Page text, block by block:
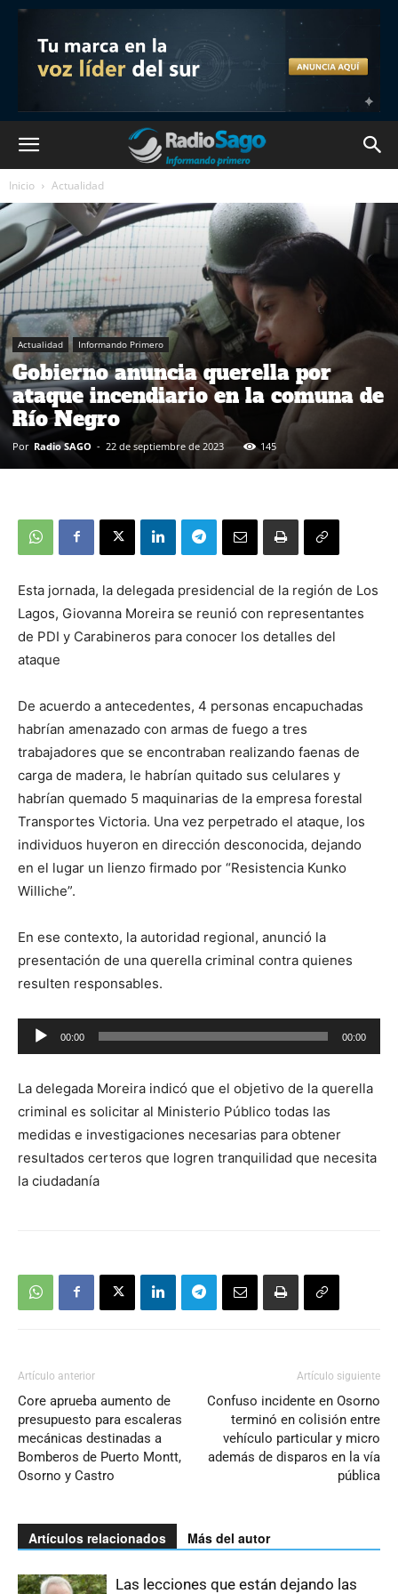
Inicio Actualidad
Actualidad Informando Primero
Gobierno anuncia querella por
ataque incendiario en la comuna de
Río Negro
Por Radio SAGO - 22 de septiembre de 2023 145
Esta jornada, la delegada presidencial de la región de Los
Lagos, Giovanna Moreira se reunió con representantes
de PDI y Carabineros para conocer los detalles del
ataque
De acuerdo a antecedentes, 4 personas encapuchadas
habrían amenazado con armas de fuego a tres
trabajadores que se encontraban realizando faenas de
carga de madera, le habrían quitado sus celulares y
habrían quemado 5 maquinarias de la empresa forestal
Transportes Victoria. Una vez perpetrado el ataque, los
individuos huyeron en dirección desconocida, dejando
en el lugar un lienzo firmado por “Resistencia Kunko
Williche”.
En ese contexto, la autoridad regional, anunció la
presentación de una querella criminal contra quienes
resulten responsables.
Reproductor
de
00:00 00:00
La delegada Moreira indicó que el objetivo de la querella
criminal es solicitar al Ministerio Público todas las
medidas e investigaciones necesarias para obtener
resultados certeros que logren tranquilidad que necesita
la ciudadanía
Artículo anterior
Core aprueba aumento de
presupuesto para escaleras
mecánicas destinadas a
Bomberos de Puerto Montt,
Osorno y Castro
Artículo siguiente
Confuso incidente en Osorno
terminó en colisión entre
vehículo particular y micro
además de disparos en la vía
pública
Artículos relacionados Más del autor
Las lecciones que están dejando las